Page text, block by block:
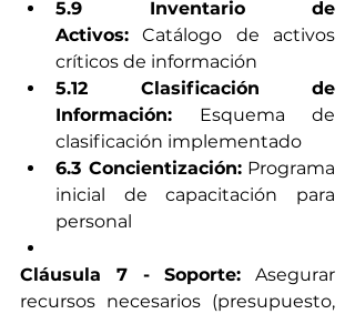
5.9 Inventario de
Activos: Catálogo de activos
críticos de información
5.12 Clasificación de
Información: Esquema de
clasificación implementado
6.3 Concientización: Programa
inicial de capacitación para
personal
Cláusula 7 - Soporte: Asegurar
recursos necesarios (presupuesto,